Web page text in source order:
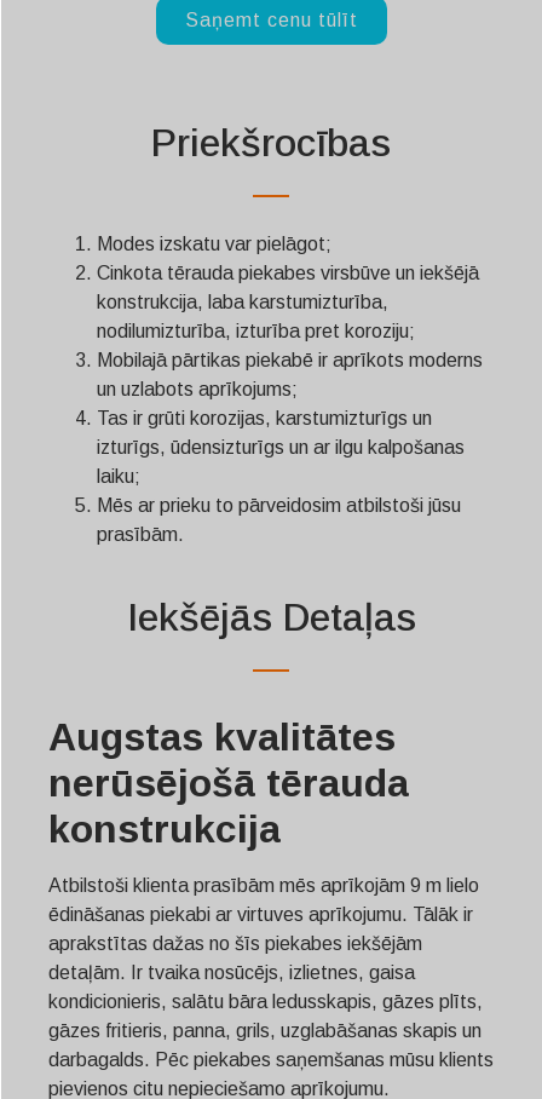
Saņemt cenu tūlīt
Priekšrocības
Modes izskatu var pielāgot;
Cinkota tērauda piekabes virsbūve un iekšējā
konstrukcija, laba karstumizturība,
nodilumizturība, izturība pret koroziju;
Mobilajā pārtikas piekabē ir aprīkots moderns
un uzlabots aprīkojums;
Tas ir grūti korozijas, karstumizturīgs un
izturīgs, ūdensizturīgs un ar ilgu kalpošanas
laiku;
Mēs ar prieku to pārveidosim atbilstoši jūsu
prasībām.
Iekšējās Detaļas
Augstas kvalitātes
nerūsējošā tērauda
konstrukcija
Atbilstoši klienta prasībām mēs aprīkojām 9 m lielo
ēdināšanas piekabi ar virtuves aprīkojumu. Tālāk ir
aprakstītas dažas no šīs piekabes iekšējām
detaļām. Ir tvaika nosūcējs, izlietnes, gaisa
kondicionieris, salātu bāra ledusskapis, gāzes plīts,
gāzes fritieris, panna, grils, uzglabāšanas skapis un
darbagalds. Pēc piekabes saņemšanas mūsu klients
pievienos citu nepieciešamo aprīkojumu.